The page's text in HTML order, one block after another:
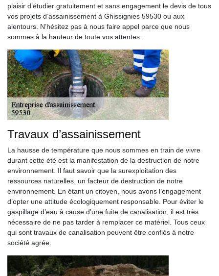
plaisir d’étudier gratuitement et sans engagement le devis de tous
vos projets d’assainissement à Ghissignies 59530 ou aux
alentours. N’hésitez pas à nous faire appel parce que nous
sommes à la hauteur de toute vos attentes.
Travaux d’assainissement
La hausse de température que nous sommes en train de vivre
durant cette été est la manifestation de la destruction de notre
environnement. Il faut savoir que la surexploitation des
ressources naturelles, un facteur de destruction de notre
environnement. En étant un citoyen, nous avons l’engagement
d’opter une attitude écologiquement responsable. Pour éviter le
gaspillage d’eau à cause d’une fuite de canalisation, il est très
nécessaire de ne pas tarder à remplacer ce matériel. Tous ceux
qui sont travaux de canalisation peuvent être confiés à notre
société agrée.